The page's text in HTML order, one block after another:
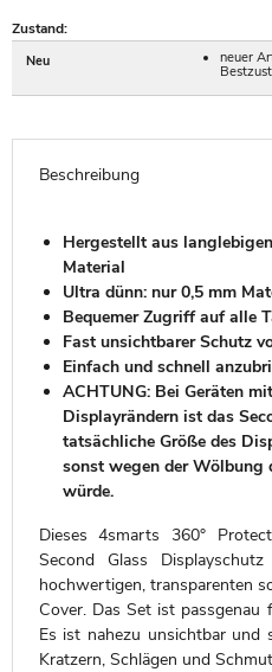
Zustand:
Neu
neuer
Beschreibung
Hergestellt aus
Material
Ultra dünn: nur 0,5 mm
Bequemer Zugriff auf alle
Fast unsichtbarer Schutz
Einfach und schnell
ACHTUNG: Bei Geräten
Displayrändern ist das
tatsächliche Größe des
sonst wegen der Wölbung
würde.
Dieses 4smarts 360°
Second Glass
hochwertigen, transparenten
Cover. Das Set ist
Es ist nahezu unsichtbar
Kratzern, Schlägen und